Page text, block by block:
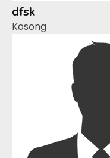
dfsk
Kosong